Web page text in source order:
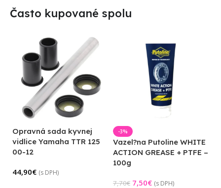
Často kupované spolu
Opravná sada kyvnej
vidlice Yamaha TTR 125
00-12
44,90€ (s DPH)
-3%
Vazel?na Putoline WHITE
ACTION GREASE + PTFE –
100g
7,70€ 7,50€ (s DPH)